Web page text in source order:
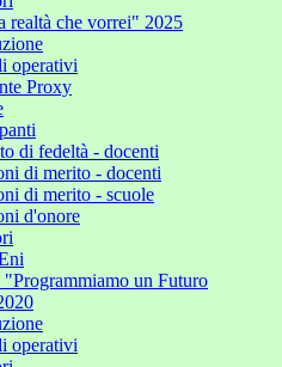
realtà che vorrei" 2025
operativi
Proxy
di fedeltà - docenti
di merito - docenti
di merito - scuole
d'onore
un Futuro
operativi